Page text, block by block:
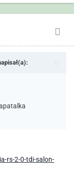
rs-2-0-tdi-salon-